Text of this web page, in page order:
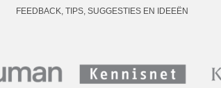
FEEDBACK, TIPS, SUGGESTIES EN IDEEËN